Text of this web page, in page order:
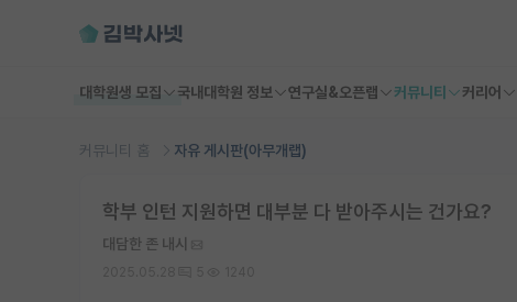
대학원생 모집 국내대학원 정보 연구실&오픈랩 커뮤니티 커리어
커뮤니티 홈 자유 게시판(아무개랩)
학부 인턴 지원하면 대부분 다 받아주시는 건가요?
대담한 존 내시